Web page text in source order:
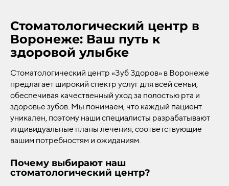
Стоматологический центр в
Воронеже: Ваш путь к
здоровой улыбке
Стоматологический центр «Зуб Здоров» в Воронеже
предлагает широкий спектр услуг для всей семьи,
обеспечивая качественный уход за полостью рта и
здоровье зубов. Мы понимаем, что каждый пациент
уникален, поэтому наши специалисты разрабатывают
индивидуальные планы лечения, соответствующие
вашим потребностям и ожиданиям.
Почему выбирают наш
стоматологический центр?